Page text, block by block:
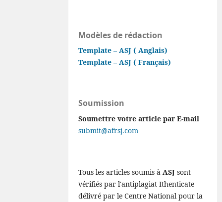
Modèles de rédaction
Template – ASJ ( Anglais)
Template – ASJ ( Français)
Soumission
Soumettre votre article par E-mail
submit@afrsj.com
Tous les articles soumis àASJ sont
vérifiés par l'antiplagiat Ithenticate
délivré par le Centre National pour la